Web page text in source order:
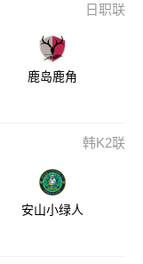
日职联
鹿岛鹿角
韩K2联
安山小绿人